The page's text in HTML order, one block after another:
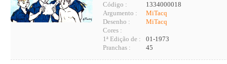
Código :
1334000018
Argumento :
MiTacq
Desenho :
MiTacq
Cores :
1ª Edição de :
01-1973
Pranchas :
45